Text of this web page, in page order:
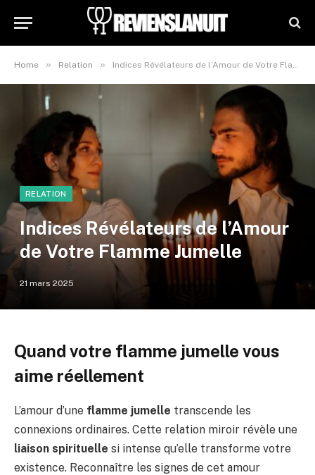
Home » Relation » Indices Révélateurs de l’Amour de Votre Flamme Jumelle
RELATION
Indices Révélateurs de l’Amour
de Votre Flamme Jumelle
21 mars 2025
Quand votre flamme jumelle vous
aime réellement
L’amour d’une flamme jumelle transcende les
connexions ordinaires. Cette relation miroir révèle une
liaison spirituelle si intense qu’elle transforme votre
existence. Reconnaître les signes de cet amour